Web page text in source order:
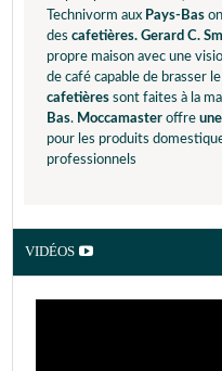
Technivorm aux Pays-Bas
des cafetières. Gerard C.
propre maison avec une
de café capable de brasser
cafetières sont faites à la
Bas. Moccamaster offre
pour les produits
professionnels
VIDÉOS